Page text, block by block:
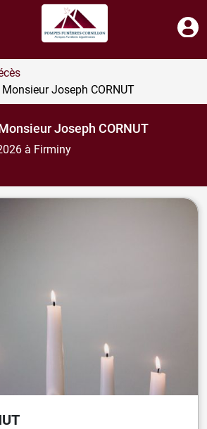
Joseph CORNUT
Joseph CORNUT
à Firminy